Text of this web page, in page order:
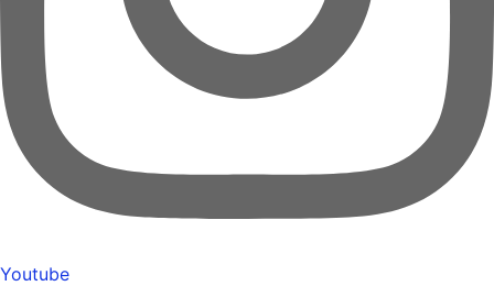
Youtube